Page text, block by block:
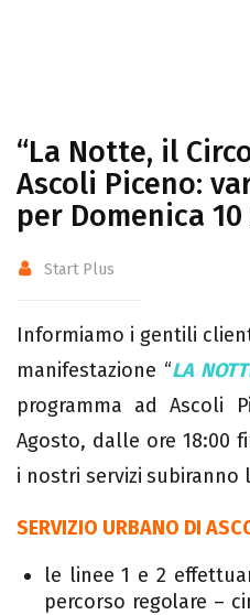
“La Notte, il
Ascoli Piceno:
per Domenica
Start Plus
Informiamo i gentili
manifestazione “LA
programma ad Ascoli
Agosto, dalle ore 18:00
i nostri servizi subiranno
SERVIZIO URBANO DI
le linee 1 e 2
percorso regolare –